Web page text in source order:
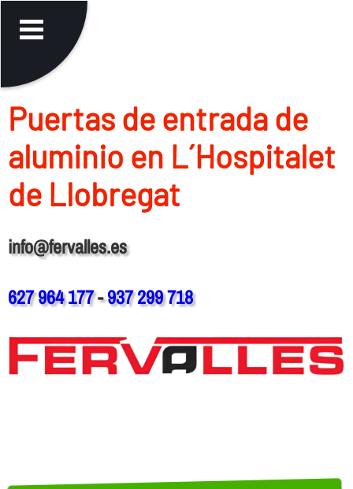
Puertas de entrada de
aluminio en L´Hospitalet
de Llobregat
info@fervalles.es
627 964 177-937 299 718